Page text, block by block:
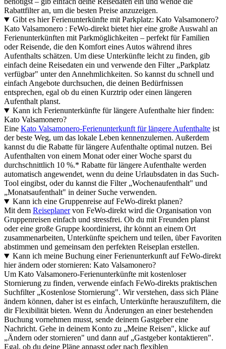
Rabattfilter an, um die besten Preise anzuzeigen.
Gibt es hier Ferienunterkünfte mit Parkplatz: Kato Valsamonero?
Kato Valsamonero : FeWo-direkt bietet hier eine große Auswahl an
Ferienunterkünften mit Parkmöglichkeiten – perfekt für Familien
oder Reisende, die den Komfort eines Autos während ihres
Aufenthalts schätzen. Um diese Unterkünfte leicht zu finden, gib
einfach deine Reisedaten ein und verwende den Filter „Parkplatz
verfügbar" unter den Annehmlichkeiten. So kannst du schnell und
einfach Angebote durchsuchen, die deinen Bedürfnissen
entsprechen, egal ob du einen Kurztrip oder einen längeren
Aufenthalt planst.
Kann ich Ferienunterkünfte für längere Aufenthalte hier finden:
Kato Valsamonero?
Eine Kato Valsamonero-Ferienunterkunft für längere Aufenthalte ist
der beste Weg, um das lokale Leben kennenzulernen. Außerdem
kannst du die Rabatte für längere Aufenthalte optimal nutzen. Bei
Aufenthalten von einem Monat oder einer Woche sparst du
durchschnittlich 10 %.* Rabatte für längere Aufenthalte werden
automatisch angewendet, wenn du deine Urlaubsdaten in das Such-
Tool eingibst, oder du kannst die Filter „Wochenaufenthalt" und
„Monatsaufenthalt" in deiner Suche verwenden.
Kann ich eine Gruppenreise auf FeWo-direkt planen?
Mit dem Reiseplanervon FeWo-direkt wird die Organisation von
Gruppenreisen einfach und stressfrei. Ob du mit Freunden planst
oder eine große Gruppe koordinierst, ihr könnt an einem Ort
zusammenarbeiten, Unterkünfte speichern und teilen, über Favoriten
abstimmen und gemeinsam den perfekten Reiseplan erstellen.
Kann ich meine Buchung einer Ferienunterkunft auf FeWo-direkt
hier ändern oder stornieren: Kato Valsamonero?
Um Kato Valsamonero-Ferienunterkünfte mit kostenloser
Stornierung zu finden, verwende einfach FeWo-direkts praktischen
Suchfilter „Kostenlose Stornierung". Wir verstehen, dass sich Pläne
ändern können, daher ist es einfach, Unterkünfte herauszufiltern, die
dir Flexibilität bieten. Wenn du Änderungen an einer bestehenden
Buchung vornehmen musst, sende deinem Gastgeber eine
Nachricht. Gehe in deinem Konto zu „Meine Reisen", klicke auf
„Ändern oder stornieren" und dann auf „Gastgeber kontaktieren".
Egal, ob du deine Pläne anpasst oder nach flexiblen